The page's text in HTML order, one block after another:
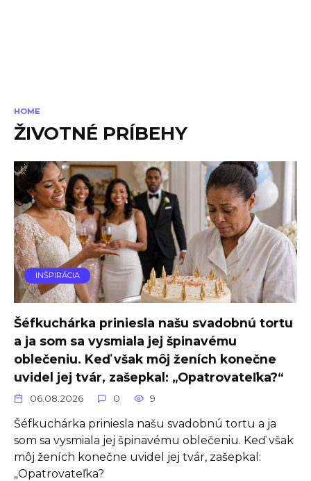
HOME
ŽIVOTNÉ PRÍBEHY
INŠPIRÁCIA
Šéfkuchárka priniesla našu svadobnú tortu
a ja som sa vysmiala jej špinavému
oblečeniu. Keď však môj ženích konečne
uvidel jej tvár, zašepkal: „Opatrovateľka?“
06.08.2026 0 9
Šéfkuchárka priniesla našu svadobnú tortu a ja
som sa vysmiala jej špinavému oblečeniu. Keď však
môj ženích konečne uvidel jej tvár, zašepkal:
„Opatrovateľka?